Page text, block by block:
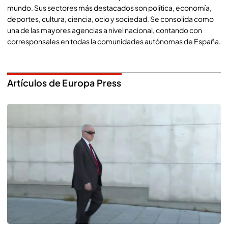
mundo. Sus sectores más destacados son política, economía,
deportes, cultura, ciencia, ocio y sociedad. Se consolida como
una de las mayores agencias a nivel nacional, contando con
corresponsales en todas la comunidades autónomas de España.
Artículos de Europa Press